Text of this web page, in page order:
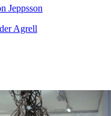
Jeppsson
Agrell